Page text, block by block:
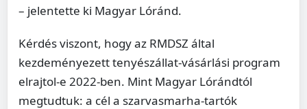
– jelentette ki Magyar Lóránd.
Kérdés viszont, hogy az RMDSZ által
kezdeményezett tenyészállat-vásárlási program
elrajtol-e 2022-ben. Mint Magyar Lórándtól
megtudtuk: a cél a szarvasmarha-tartók